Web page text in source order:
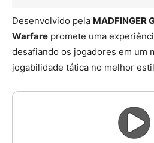
Desenvolvido pela MADFINGER
Warfare promete uma
desafiando os jogadores em um
jogabilidade tática no melhor